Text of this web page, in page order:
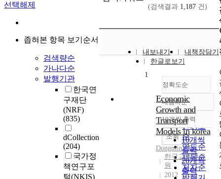
선택해제
좁혀본 항목 보기순서
검색량순
가나다순
발행기관
한국연
구재단
(NRF)
(835)
dCollection
(204)
국가정
책연구포
털(NKIS)
(검색결과 1,187 건)
내보내기
내책장담기
한글로보기
정확도순
정확도
순
인기도
순
연도순
제목순
저자순
내림차순
내림차순
10개씩 출력
10개씩
출력
20개씩
출력
조회
1
Economic
Growth and
Transport
Models in korea
Dongmin,LEE
한국교통연구
원
2012